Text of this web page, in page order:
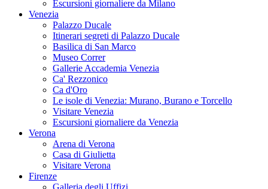
Escursioni giornaliere da Milano
Venezia
Palazzo Ducale
Itinerari segreti di Palazzo Ducale
Basilica di San Marco
Museo Correr
Gallerie Accademia Venezia
Ca' Rezzonico
Ca d'Oro
Le isole di Venezia: Murano, Burano e Torcello
Visitare Venezia
Escursioni giornaliere da Venezia
Verona
Arena di Verona
Casa di Giulietta
Visitare Verona
Firenze
Galleria degli Uffizi